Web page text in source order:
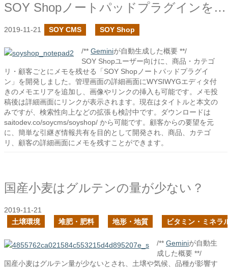
SOY Shopノートパッドプラグインを作成しました
2019-11-21 SOY CMS SOY Shop
/** Geminiが自動生成した概要 **/
SOY Shopユーザー向けに、商品・カテゴ
リ・顧客ごとにメモを残せる「SOY Shopノートパッドプラグイ
ン」を開発しました。管理画面の詳細画面にWYSIWYGエディタ付
きのメモエリアを追加し、画像やリンクの挿入も可能です。メモ投
稿後は詳細画面にリンクが表示されます。現在はタイトルと本文の
みですが、検索性向上などの拡張も検討中です。ダウンロードは
saitodev.co/soycms/soyshop/ から可能です。顧客からの要望を元
に、簡単な引継ぎ情報共有を目的として開発され、商品、カテゴ
リ、顧客の詳細画面にメモを残すことができます。
国産小麦はグルテンの量が少ない？
2019-11-21
土壌環境
堆肥・肥料 地形・地質 ビタミン・ミネラ
/** Geminiが自動生
成した概要 **/
国産小麦はグルテン量が少ないとされ、土壌や気候、品種が影響す